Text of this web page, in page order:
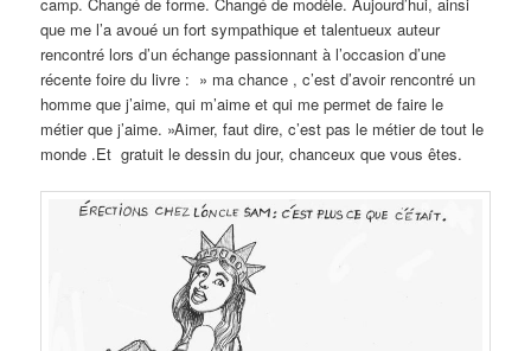
camp. Changé de forme. Changé de modèle. Aujourd’hui, ainsi
que me l’a avoué un fort sympathique et talentueux auteur
rencontré lors d’un échange passionnant à l’occasion d’une
récente foire du livre : » ma chance , c’est d’avoir rencontré un
homme que j’aime, qui m’aime et qui me permet de faire le
métier que j’aime. »Aimer, faut dire, c’est pas le métier de tout le
monde .Et gratuit le dessin du jour, chanceux que vous êtes.